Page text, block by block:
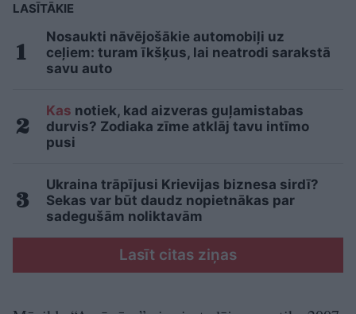
LASĪTĀKIE
Nosaukti nāvējošākie automobiļi uz
ceļiem: turam īkšķus, lai neatrodi sarakstā
savu auto
Kas notiek, kad aizveras guļamistabas
durvis? Zodiaka zīme atklāj tavu intīmo
pusi
Ukraina trāpījusi Krievijas biznesa sirdī?
Sekas var būt daudz nopietnākas par
sadegušām noliktavām
Lasīt citas ziņas